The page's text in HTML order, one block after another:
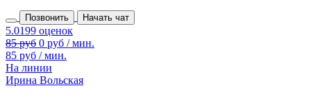
Позвонить Начать чат
85 руб 0 руб / мин.
85 руб / мин.
На линии
Ирина Вольская